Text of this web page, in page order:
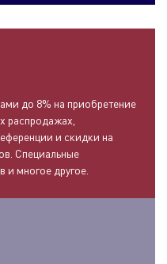
до 8% на приобретение
распродажах,
и скидки на
Специальные
и многое другое.